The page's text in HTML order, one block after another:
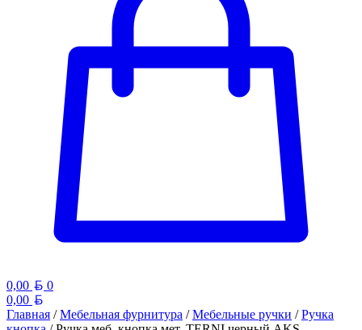
0,00 Белорусский рубль
0
0,00
Главная /Мебельная фурнитура /Мебельные ручки /Ручка